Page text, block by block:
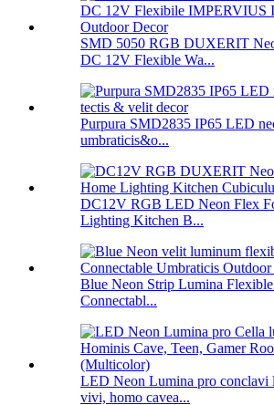
SMD 5050 RGB DUXERIT
DC 12V Flexible Wa...
Purpura SMD2835 IP65 LED
umbraticis&o...
DC12V RGB LED Neon Flex
Lighting Kitchen B...
Blue Neon Strip Lumina
Connectabl...
LED Neon Lumina pro conclavi
vivi, homo cavea...